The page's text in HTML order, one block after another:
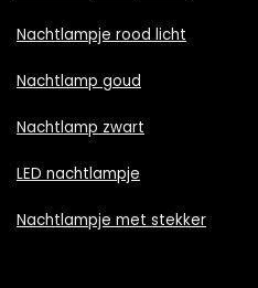
Nachtlampje rood licht
Nachtlamp goud
Nachtlamp zwart
LED nachtlampje
Nachtlampje met stekker